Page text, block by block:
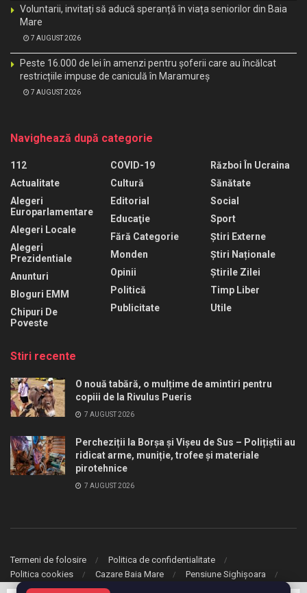
Voluntarii, invitați să aducă speranță în viața seniorilor din Baia
Mare
7 AUGUST 2026
Peste 16.000 de lei în amenzi pentru șoferii care au încălcat
restricțiile impuse de caniculă în Maramureș
7 AUGUST 2026
Navighează după categorie
112
Actualitate
Alegeri
Europarlamentare
Alegeri Locale
Alegeri
Prezidentiale
Anunturi
Bloguri EMM
Chipuri De
Poveste
COVID-19
Cultură
Editorial
Educaţie
Fără Categorie
Monden
Opinii
Politică
Publicitate
Război În Ucraina
Sănătate
Social
Sport
Știri Externe
Știri Naționale
Știrile Zilei
Timp Liber
Utile
Stiri recente
O nouă tabără, o mulțime de amintiri pentru
copiii de la Rivulus Pueris
7 AUGUST 2026
Percheziții la Borșa și Vișeu de Sus – Polițiștii au
ridicat arme, muniție, trofee și materiale
pirotehnice
7 AUGUST 2026
Termeni de folosire
Politica de confidentialitate
Politica cookies
Cazare Baia Mare Pensiune Sighișoara